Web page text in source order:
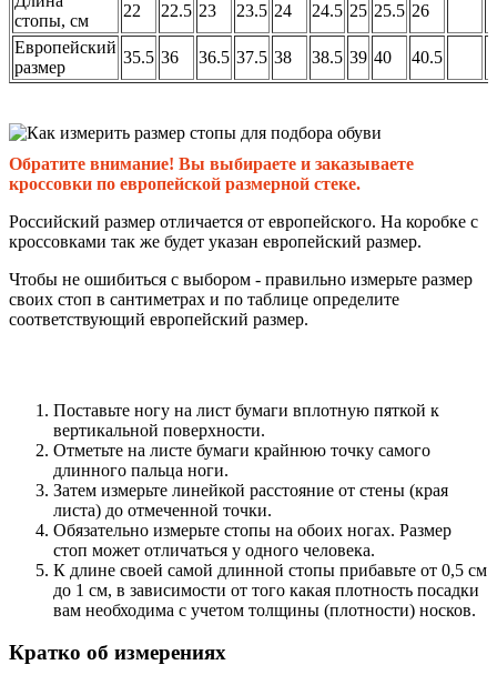
стопы, см
22 22.5 23 23.5 24 24.5 25 25.5 26
Европейский
размер
35.5 36 36.5 37.5 38 38.5 39 40 40.5
Обратите внимание! Вы выбираете и заказываете
кроссовки по европейской размерной стеке.
Российский размер отличается от европейского. На коробке с
кроссовками так же будет указан европейский размер.
Чтобы не ошибиться с выбором - правильно измерьте размер
своих стоп в сантиметрах и по таблице определите
соответствующий европейский размер.
Поставьте ногу на лист бумаги вплотную пяткой к
вертикальной поверхности.
Отметьте на листе бумаги крайнюю точку самого
длинного пальца ноги.
Затем измерьте линейкой расстояние от стены (края
листа) до отмеченной точки.
Обязательно измерьте стопы на обоих ногах. Размер
стоп может отличаться у одного человека.
К длине своей самой длинной стопы прибавьте от 0,5 см
до 1 см, в зависимости от того какая плотность посадки
вам необходима с учетом толщины (плотности) носков.
Кратко об измерениях